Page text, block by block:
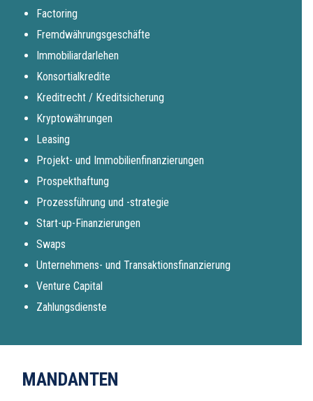
Factoring
Fremdwährungsgeschäfte
Immobiliardarlehen
Konsortialkredite
Kreditrecht / Kreditsicherung
Kryptowährungen
Leasing
Projekt- und Immobilienfinanzierungen
Prospekthaftung
Prozessführung und -strategie
Start-up-Finanzierungen
Swaps
Unternehmens- und Transaktionsfinanzierung
Venture Capital
Zahlungsdienste
MANDANTEN